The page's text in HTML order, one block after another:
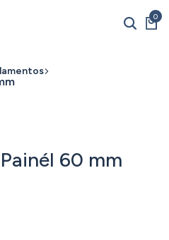
0
60 mm